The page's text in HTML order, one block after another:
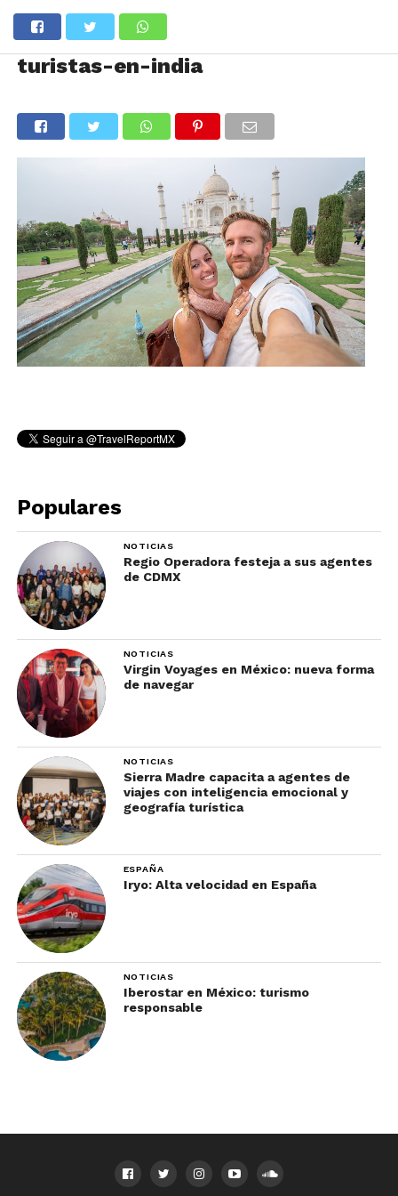
turistas-en-india
Populares
NOTICIAS
Regio Operadora festeja a sus agentes
de CDMX
NOTICIAS
Virgin Voyages en México: nueva forma
de navegar
NOTICIAS
Sierra Madre capacita a agentes de
viajes con inteligencia emocional y
geografía turística
ESPAÑA
Iryo: Alta velocidad en España
NOTICIAS
Iberostar en México: turismo
responsable